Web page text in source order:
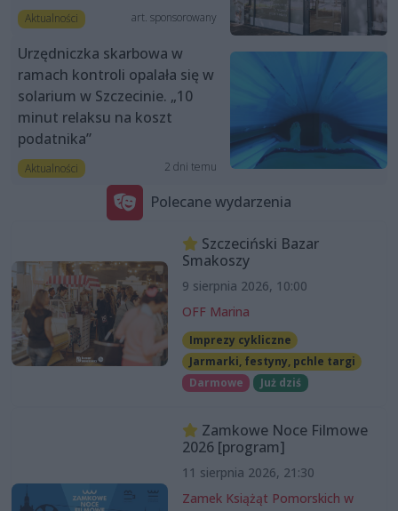
Aktualności art. sponsorowany
Urzędniczka skarbowa w
ramach kontroli opalała się w
solarium w Szczecinie. „10
minut relaksu na koszt
podatnika”
Aktualności 2 dni temu
Polecane wydarzenia
Szczeciński Bazar
Smakoszy
9 sierpnia 2026, 10:00
OFF Marina
Imprezy cykliczne
Jarmarki, festyny, pchle targi
Darmowe
Już dziś
Zamkowe Noce Filmowe
2026 [program]
11 sierpnia 2026, 21:30
Zamek Książąt Pomorskich w